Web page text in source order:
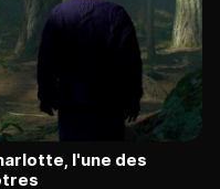
l'une des